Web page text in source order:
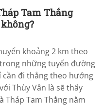
Tam Thắng
khoảng 2 km theo
những tuyến đường
cần đi thẳng theo hướng
Thùy Vân là sẽ thấy
Tháp Tam Thắng nằm